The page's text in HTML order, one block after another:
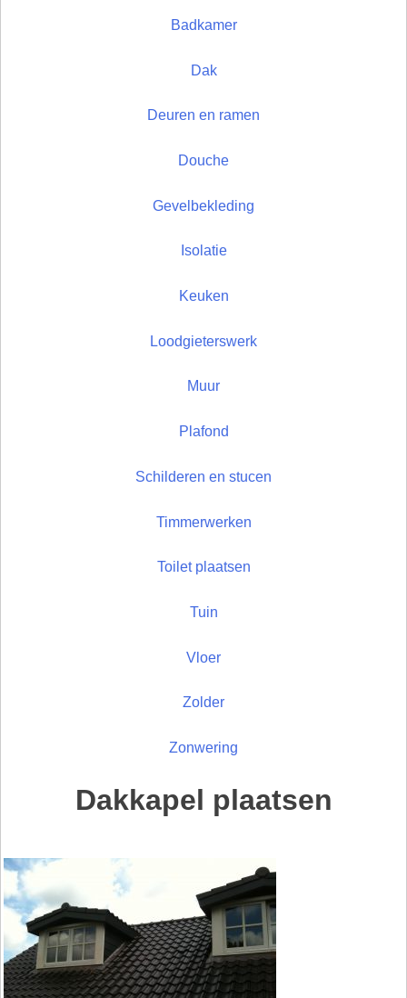
Badkamer
Dak
Deuren en ramen
Douche
Gevelbekleding
Isolatie
Keuken
Loodgieterswerk
Muur
Plafond
Schilderen en stucen
Timmerwerken
Toilet plaatsen
Tuin
Vloer
Zolder
Zonwering
Dakkapel plaatsen